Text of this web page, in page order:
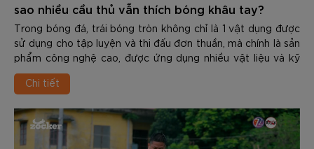
sao nhiều cầu thủ vẫn thích bóng khâu tay?
Trong bóng đá, trái bóng tròn không chỉ là 1 vật dụng được
sử dụng cho tập luyện và thi đấu đơn thuần, mà chính là sản
phẩm công nghệ cao, được ứng dụng nhiều vật liệu và kỹ
thuật tiên tiến. Trải qua hơn 1 thế kỉ kể từ khi “môn thể thao
vua” xuất hiện, công nghệ làm bóng đã có những bước tiến
được gắn cảm biến, chip để ghi lại nhiều thông số. Nhưng có
1 điều tưởng chừng như nghịch lý nhưng vẫn tồn tại: Bên
cạnh những bóng được dán bằng máy hiện đại là những
Chi tiết